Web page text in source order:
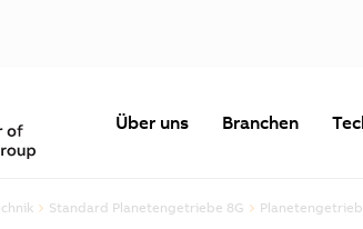
Über uns Branchen
Standard Planetengetriebe 8G